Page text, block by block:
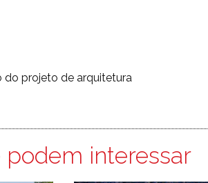
do projeto de arquitetura
interessar